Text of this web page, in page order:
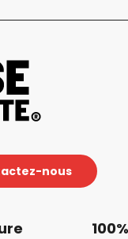
nous